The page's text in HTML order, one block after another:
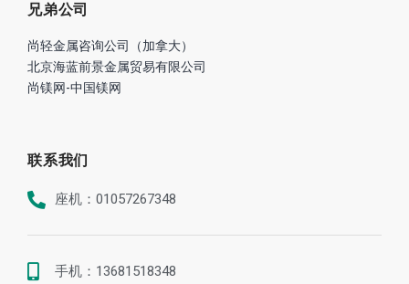
兄弟公司
尚轻金属咨询公司（加拿大）
北京海蓝前景金属贸易有限公司
尚镁网-中国镁网
联系我们
座机：01057267348
手机：13681518348